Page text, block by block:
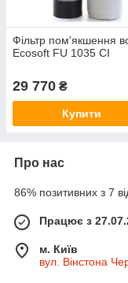
Фільтр пом'якшення
Ecosoft FU 1035 CI
29 770 ₴
Купити
Про нас
86% позитивних з 7
Працює з
м. Київ
вул. Вінстона